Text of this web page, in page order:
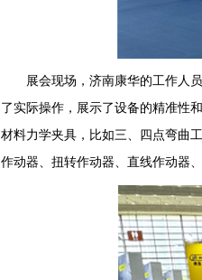
展会现场，济南康华的工作人员
了实际操作，展示了设备的精准性
材料力学夹具，比如三、四点弯曲
作动器、扭转作动器、直线作动器